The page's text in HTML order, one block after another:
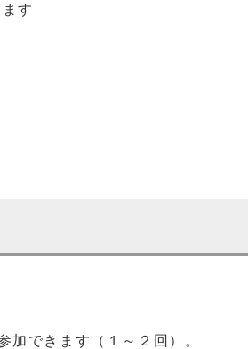
す
加できます（１～２回）。